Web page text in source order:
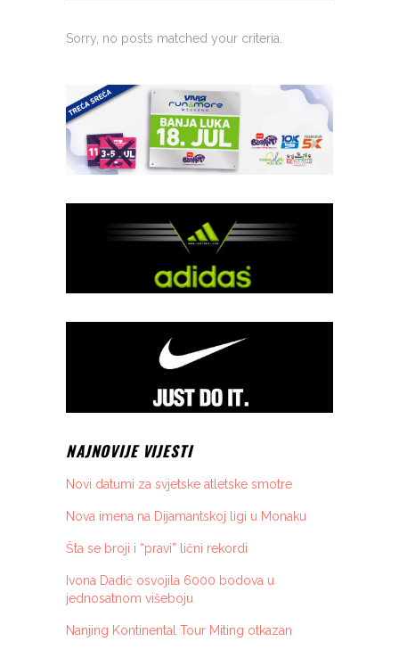
Sorry, no posts matched your criteria.
NAJNOVIJE VIJESTI
Novi datumi za svjetske atletske smotre
Nova imena na Dijamantskoj ligi u Monaku
Šta se broji i “pravi” lični rekordi
Ivona Dadić osvojila 6000 bodova u
jednosatnom višeboju
Nanjing Kontinental Tour Miting otkazan